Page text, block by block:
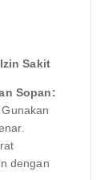
Sakit
Sopan:
dengan